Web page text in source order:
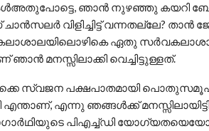
ഞാന്‍ നുഴഞ്ഞു കയറി
വിളിച്ചിട്ട് വന്നതല്ലേ? താന്‍
ഏതു
ഞാന്‍ മനസ്സിലാക്കി വെച്ചിട്ടുള്ളത്.
സ്വജന പക്ഷപാതമായി
എന്നു ഞങ്ങള്‍ക്ക്
പിഎച്ച്ഡി